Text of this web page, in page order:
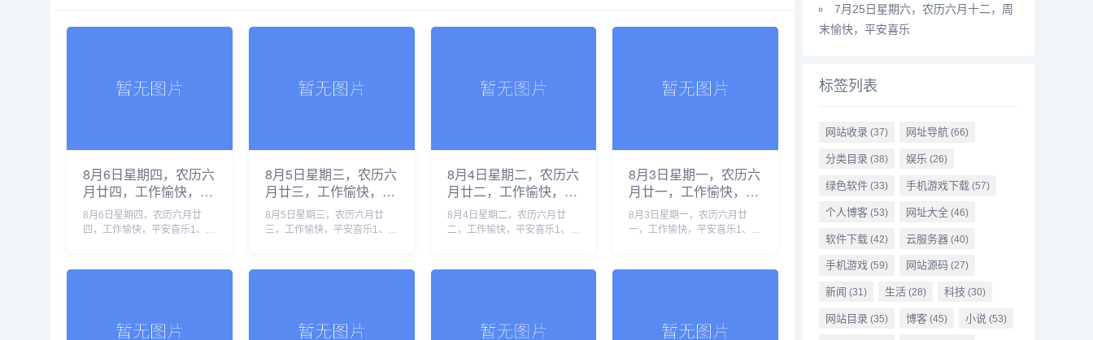
8月6日星期四，农历六
月廿四，工作愉快，平
安喜乐
8月6日星期四，农历六月廿
四，工作愉快，平安喜乐1、地
8月5日星期三，农历六
月廿三，工作愉快，平
安喜乐
8月5日星期三，农历六月廿
三，工作愉快，平安喜乐1、韩
8月4日星期二，农历六
月廿二，工作愉快，平
安喜乐
8月4日星期二，农历六月廿
二，工作愉快，平安喜乐1、西
8月3日星期一，农历六
月廿一，工作愉快，平
安喜乐
8月3日星期一，农历六月廿
一，工作愉快，平安喜乐1、中
7月25日星期六，农历六月十二，周
末愉快，平安喜乐
标签列表
网站收录(37) 网址导航(66)
分类目录(38) 娱乐 (26)
绿色软件(33) 手机游戏下载(57)
个人博客(53) 网址大全(46)
软件下载(42) 云服务器(40)
手机游戏(59) 网站源码 (27)
新闻 (31) 生活(28) 科技 (30)
网站目录(35) 博客(45) 小说 (53)